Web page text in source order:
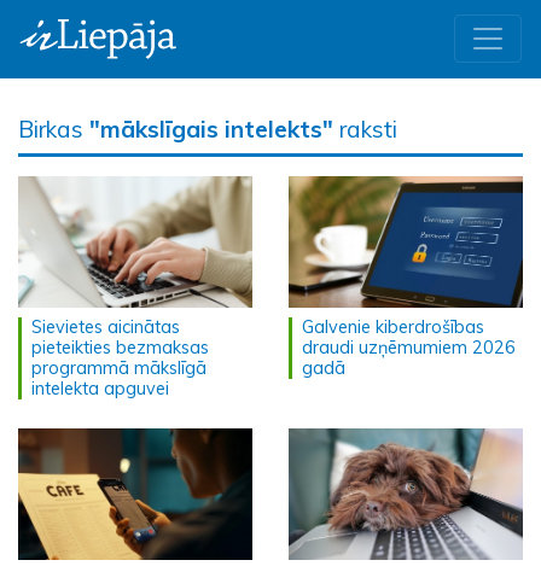
Birkas "mākslīgais intelekts" raksti
Sievietes aicinātas
pieteikties bezmaksas
programmā mākslīgā
intelekta apguvei
Galvenie kiberdrošības
draudi uzņēmumiem 2026
gadā